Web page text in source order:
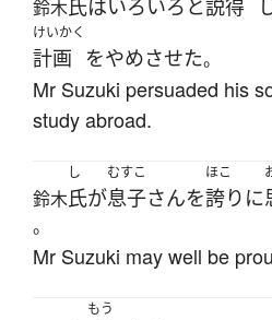
鈴木氏はいろいろと説得
けいかく
計画 をやめさせた。
Mr Suzuki persuaded his
study abroad.
鈴木
し
氏が
むすこ
息子さんを
ほこ
誇り に
。
Mr Suzuki may well be
もう